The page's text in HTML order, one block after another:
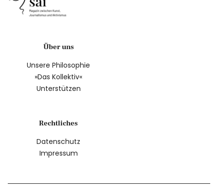
Über uns
Unsere Philosophie
»Das Kollektiv«
Unterstützen
Rechtliches
Datenschutz
Impressum